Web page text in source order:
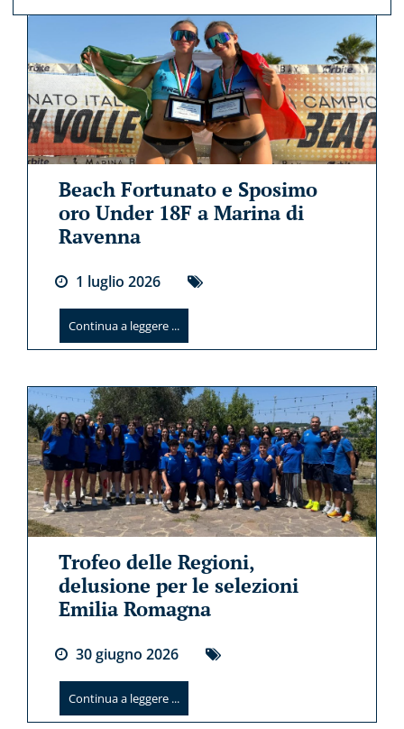
Beach Fortunato e Sposimo
oro Under 18F a Marina di
Ravenna
1 luglio 2026
Continua a leggere ...
Trofeo delle Regioni,
delusione per le selezioni
Emilia Romagna
30giugno 2026
Continua a leggere ...